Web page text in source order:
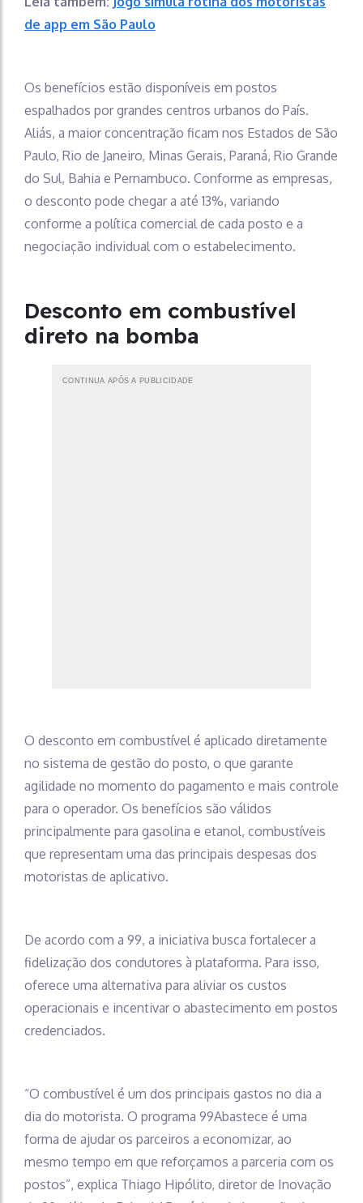
de app em São Paulo
Os benefícios estão disponíveis em postos
espalhados por grandes centros urbanos do País.
Aliás, a maior concentração ficam nos Estados de São
Paulo, Rio de Janeiro, Minas Gerais, Paraná, Rio Grande
do Sul, Bahia e Pernambuco. Conforme as empresas,
o desconto pode chegar a até 13%, variando
conforme a política comercial de cada posto e a
negociação individual com o estabelecimento.
Desconto em combustível
direto na bomba
CONTINUA APÓS A PUBLICIDADE
O desconto em combustível é aplicado diretamente
no sistema de gestão do posto, o que garante
agilidade no momento do pagamento e mais controle
para o operador. Os benefícios são válidos
principalmente para gasolina e etanol, combustíveis
que representam uma das principais despesas dos
motoristas de aplicativo.
De acordo com a 99, a iniciativa busca fortalecer a
fidelização dos condutores à plataforma. Para isso,
oferece uma alternativa para aliviar os custos
operacionais e incentivar o abastecimento em postos
credenciados.
“O combustível é um dos principais gastos no dia a
dia do motorista. O programa 99Abastece é uma
forma de ajudar os parceiros a economizar, ao
mesmo tempo em que reforçamos a parceria com os
postos”, explica Thiago Hipólito, diretor de Inovação